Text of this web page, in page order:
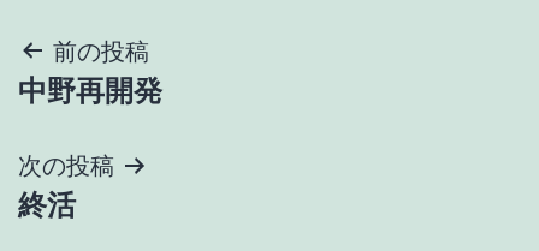
投
稿
ナ
ビ
前の投稿
中野再開発
次の投稿
終活